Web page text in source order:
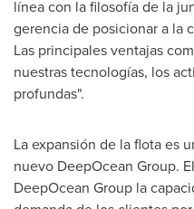
línea con la filosofía de la
gerencia de posicionar a la
Las principales ventajas
nuestras tecnologías, los
profundas".
La expansión de la flota es
nuevo DeepOcean Group.
DeepOcean Group la